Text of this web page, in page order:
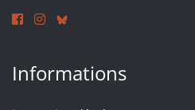
Informations